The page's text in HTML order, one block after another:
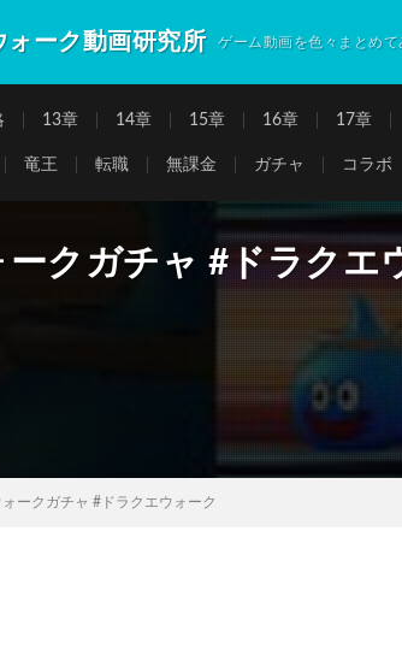
ーク動画研究所 ゲーム動画を色々まとめて
13章 14章 15章 16章 17章
竜王 転職 無課金 ガチャ コラボ
クガチャ #ドラクエ
ークガチャ #ドラクエウォーク